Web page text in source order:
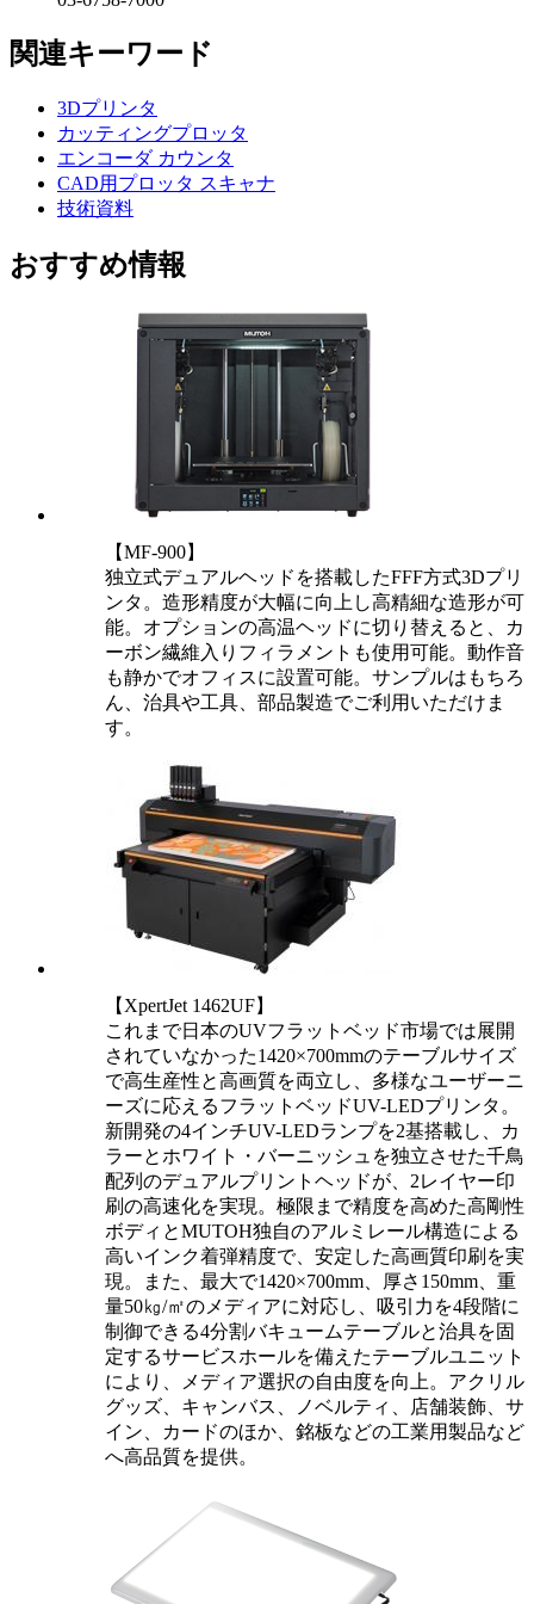
関連キーワード
3Dプリンタ
カッティングプロッタ
エンコーダ カウンタ
CAD用プロッタ スキャナ
技術資料
おすすめ情報
【MF-900】
独立式デュアルヘッドを搭載したFFF方式3Dプリ
ンタ。造形精度が大幅に向上し高精細な造形が可
能。オプションの高温ヘッドに切り替えると、カ
ーボン繊維入りフィラメントも使用可能。動作音
も静かでオフィスに設置可能。サンプルはもちろ
ん、治具や工具、部品製造でご利用いただけま
す。
【XpertJet 1462UF】
これまで日本のUVフラットベッド市場では展開
されていなかった1420×700mmのテーブルサイズ
で高生産性と高画質を両立し、多様なユーザーニ
ーズに応えるフラットベッドUV-LEDプリンタ。
新開発の4インチUV-LEDランプを2基搭載し、カ
ラーとホワイト・バーニッシュを独立させた千鳥
配列のデュアルプリントヘッドが、2レイヤー印
刷の高速化を実現。極限まで精度を高めた高剛性
ボディとMUTOH独自のアルミレール構造による
高いインク着弾精度で、安定した高画質印刷を実
現。また、最大で1420×700mm、厚さ150mm、重
量50㎏/㎡のメディアに対応し、吸引力を4段階に
制御できる4分割バキュームテーブルと治具を固
定するサービスホールを備えたテーブルユニット
により、メディア選択の自由度を向上。アクリル
グッズ、キャンバス、ノベルティ、店舗装飾、サ
イン、カードのほか、銘板などの工業用製品など
へ高品質を提供。